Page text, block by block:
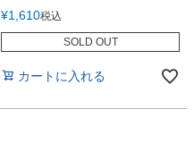
¥1,610税込
SOLD OUT
カートに入れる